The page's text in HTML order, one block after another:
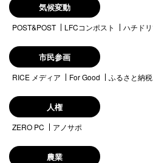
気候変動
POST&POST LFCコンポスト ハチド
市民参画
RICE メディア For Good ふるさと納
人権
ZERO PC アノサポ
農業